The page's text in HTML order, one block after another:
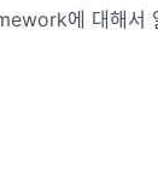
에 대해서